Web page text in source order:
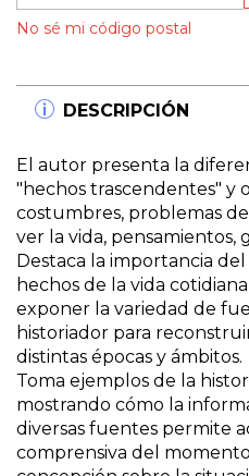
No sé mi código postal
DESCRIPCIÓN
El autor presenta la
"hechos trascendentes" y
costumbres, problemas
ver la vida, pensamientos,
Destaca la importancia
hechos de la vida
exponer la variedad de
historiador para
distintas épocas y ámbitos.
Toma ejemplos de la
mostrando cómo la
diversas fuentes permite
comprensiva del